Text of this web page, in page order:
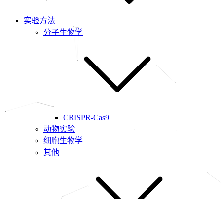
实验方法
分子生物学
CRISPR-Cas9
动物实验
细胞生物学
其他